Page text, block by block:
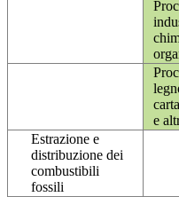
e
Estrazione e
distribuzione dei
combustibili
fossili